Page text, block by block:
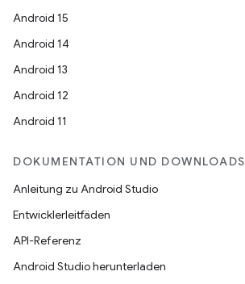
Android 15
Android 14
Android 13
Android 12
Android 11
DOKUMENTATION UND DOWNLOADS
Anleitung zu Android Studio
Entwicklerleitfäden
API-Referenz
Android Studio herunterladen